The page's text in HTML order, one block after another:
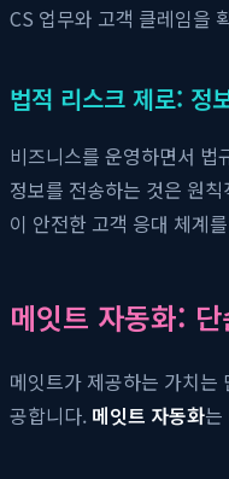
CS 업무와 고객 클레임을
법적 리스크 제로: 정
비즈니스를 운영하면서
정보를 전송하는 것은 원
이 안전한 고객 응대 체계
메잇트 자동화:
메잇트가 제공하는 가치는
공합니다. 메잇트 자동화